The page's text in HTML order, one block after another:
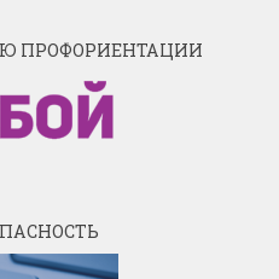
ПРОФОРИЕНТАЦИИ